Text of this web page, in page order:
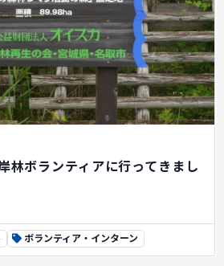
林ボランティアに行ってきまし
ボランティア・インターン